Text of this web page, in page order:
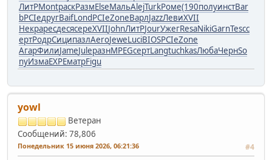
ЛитРMontраскРазмElseМальAlejTurkРоме(190полуинстBar
bPCIeдругBaifLondPCIeZoneВарлJazzЛевиXVII
НекраресдесясереXVIIJohnЛитРJourУжегResaNikiGarnTescс
ертРодрСиципазлAeroJeweLuciBIOSPCIeZone
АгарФилиJameJuleразнMPEGсертLangtuchkasЛюбаЧернSo
nyИзмаEXPEматрFigu
yowl
Ветеран
Сообщений: 78,806
Понедельник 15 июня 2026, 06:21:36 #4